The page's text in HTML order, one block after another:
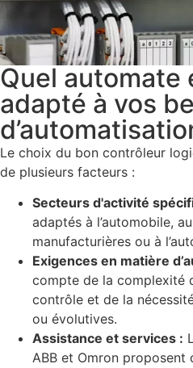
Quel automate
adapté à vos
Le choix du bon contrôleur
de plusieurs facteurs :
Secteurs d'activité
adaptés à l’automobile,
manufacturières ou à
Exigences en matière
compte de la complexité
contrôle et de la
ou évolutives.
Assistance et services :
ABB et Omron proposent